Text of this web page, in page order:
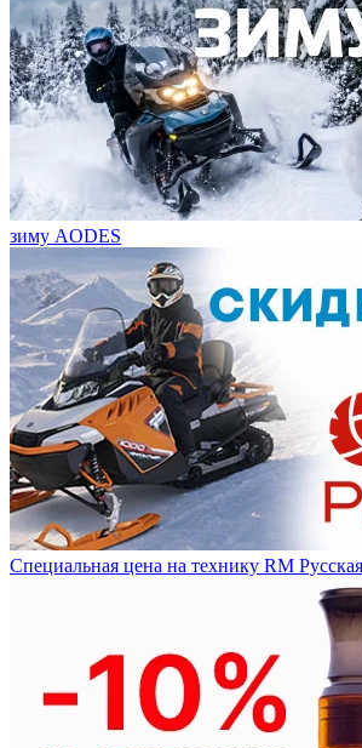
зиму AODES
Специальная цена на технику RM